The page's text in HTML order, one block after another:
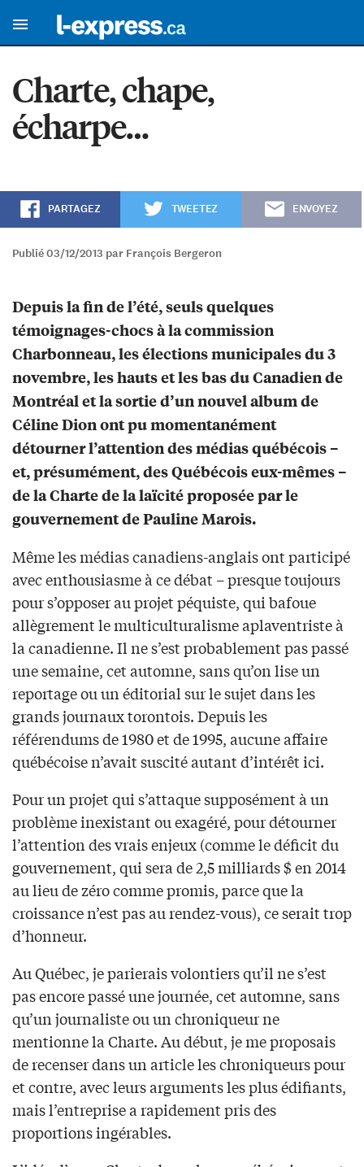
Charte, chape,
écharpe…
PARTAGEZ TWEETEZ ENVOYEZ
Publié 03/12/2013 par François Bergeron
Depuis la fin de l’été, seuls quelques
témoignages-chocs à la commission
Charbonneau, les élections municipales du 3
novembre, les hauts et les bas du Canadien de
Montréal et la sortie d’un nouvel album de
Céline Dion ont pu momentanément
détourner l’attention des médias québécois –
et, présumément, des Québécois eux-mêmes –
de la Charte de la laïcité proposée par le
gouvernement de Pauline Marois.
Même les médias canadiens-anglais ont participé
avec enthousiasme à ce débat – presque toujours
pour s’opposer au projet péquiste, qui bafoue
allègrement le multiculturalisme aplaventriste à
la canadienne. Il ne s’est probablement pas passé
une semaine, cet automne, sans qu’on lise un
reportage ou un éditorial sur le sujet dans les
grands journaux torontois. Depuis les
référendums de 1980 et de 1995, aucune affaire
québécoise n’avait suscité autant d’intérêt ici.
Pour un projet qui s’attaque supposément à un
problème inexistant ou exagéré, pour détourner
l’attention des vrais enjeux (comme le déficit du
gouvernement, qui sera de 2,5 milliards $ en 2014
au lieu de zéro comme promis, parce que la
croissance n’est pas au rendez-vous), ce serait trop
d’honneur.
Au Québec, je parierais volontiers qu’il ne s’est
pas encore passé une journée, cet automne, sans
qu’un journaliste ou un chroniqueur ne
mentionne la Charte. Au début, je me proposais
de recenser dans un article les chroniqueurs pour
et contre, avec leurs arguments les plus édifiants,
mais l’entreprise a rapidement pris des
proportions ingérables.